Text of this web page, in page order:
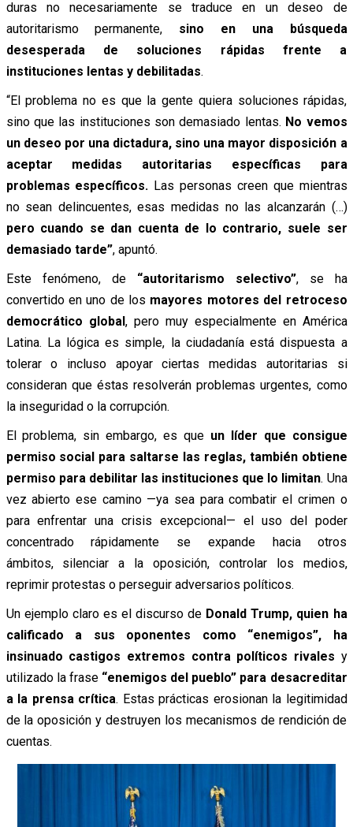
duras no necesariamente se traduce en un deseo de
autoritarismo permanente, sino en una búsqueda
desesperada de soluciones rápidas frente a
instituciones lentas y debilitadas.
“El problema no es que la gente quiera soluciones rápidas,
sino que las instituciones son demasiado lentas. No vemos
un deseo por una dictadura, sino una mayor disposición a
aceptar medidas autoritarias específicas para
problemas específicos. Las personas creen que mientras
no sean delincuentes, esas medidas no las alcanzarán (…)
pero cuando se dan cuenta de lo contrario, suele ser
demasiado tarde”, apuntó.
Este fenómeno, de “autoritarismo selectivo”, se ha
convertido en uno de los mayores motores del retroceso
democrático global , pero muy especialmente en América
Latina. La lógica es simple, la ciudadanía está dispuesta a
tolerar o incluso apoyar ciertas medidas autoritarias si
consideran que éstas resolverán problemas urgentes, como
la inseguridad o la corrupción.
El problema, sin embargo, es que un líder que consigue
permiso social para saltarse las reglas, también obtiene
permiso para debilitar las instituciones que lo limitan. Una
vez abierto ese camino —ya sea para combatir el crimen o
para enfrentar una crisis excepcional— el uso del poder
concentrado rápidamente se expande hacia otros
ámbitos, silenciar a la oposición, controlar los medios,
reprimir protestas o perseguir adversarios políticos.
Un ejemplo claro es el discurso de Donald Trump, quien ha
calificado a sus oponentes como “enemigos”, ha
insinuado castigos extremos contra políticos rivales y
utilizado la frase “enemigos del pueblo” para desacreditar
a la prensa crítica. Estas prácticas erosionan la legitimidad
de la oposición y destruyen los mecanismos de rendición de
cuentas.